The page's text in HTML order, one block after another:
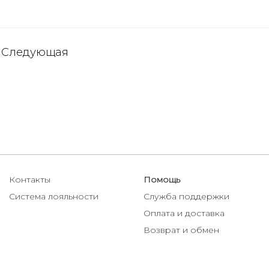
Следующая
Контакты
Система лояльности
Помощь
Служба поддержки
Оплата и доставка
Возврат и обмен